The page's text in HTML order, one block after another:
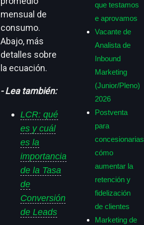
mensual de
consumo.
Abajo, más
detalles sobre
la ecuación.
- Lea también:
LCR: qué
es y cuál
es la
importancia
de la Tasa
de
Conversión
de Leads
que testamos
e aprovamos
Vacante de
Analista de
Inbound
Marketing
(Junior/Pleno)
2026
Postventa
para
cómo
aumentar la
retención y
fidelización
de clientes
Marketing de